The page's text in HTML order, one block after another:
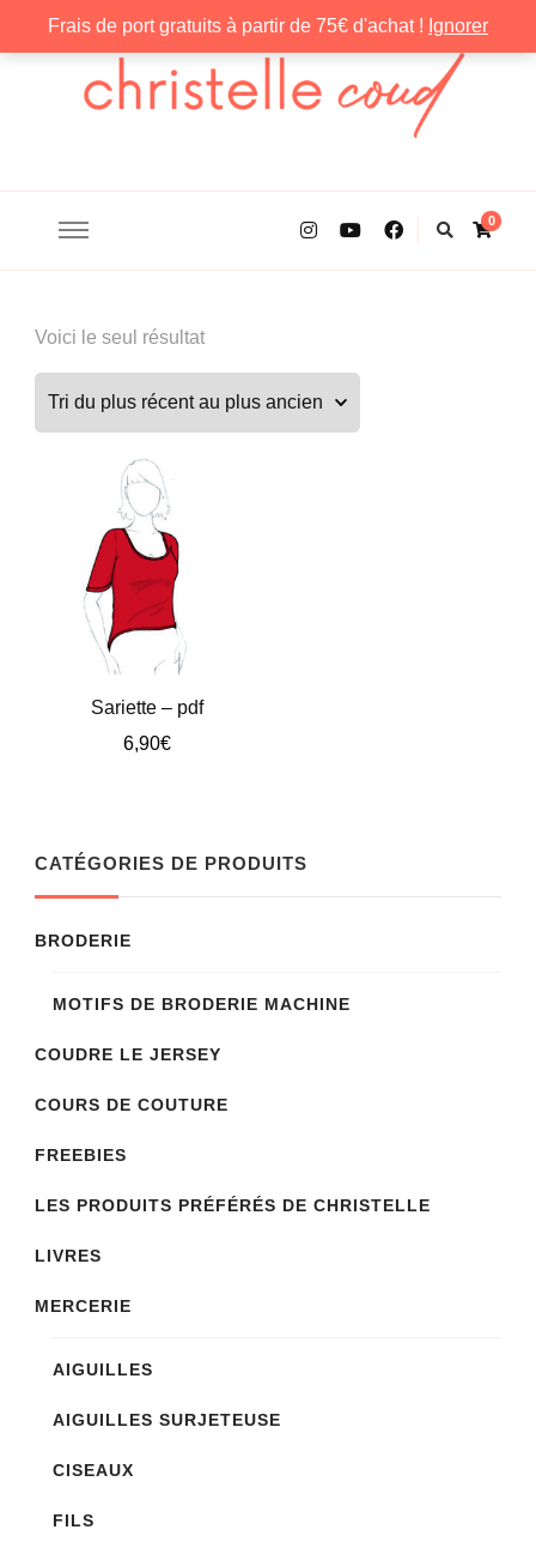
Frais de port gratuits à partir de 75€ d'achat ! Ignorer
0
Voici le seul résultat
Sariette – pdf
6,90€
CATÉGORIES DE PRODUITS
BRODERIE
MOTIFS DE BRODERIE MACHINE
COUDRE LE JERSEY
COURS DE COUTURE
FREEBIES
LES PRODUITS PRÉFÉRÉS DE CHRISTELLE
LIVRES
MERCERIE
AIGUILLES
AIGUILLES SURJETEUSE
CISEAUX
FILS